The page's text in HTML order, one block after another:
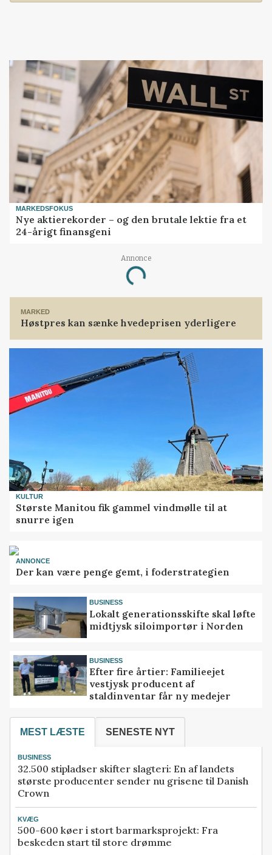
MARKEDSFOKUS
Nye aktierekorder – og den brutale lektie fra et
24-årigt finansgeni
Annonce
Loading...
MARKED
Høstpres kan sænke hvedeprisen yderligere
KULTUR
Største Manitou fik gammel vindmølle til at
snurre igen
ANNONCE
Der kan være penge gemt, i foderstrategien
BUSINESS
Lokalt generationsskifte skal løfte
midtjysk siloimportør i Norden
BUSINESS
Efter fire årtier: Familieejet
vestjysk producent af
staldinventar får ny medejer
MEST LÆSTE SENESTE NYT
BUSINESS
32.500 stipladser skifter slagteri: En af landets
største producenter sender nu grisene til Danish
Crown
KVÆG
500-600 køer i stort barmarksprojekt: Fra
beskeden start til store drømme